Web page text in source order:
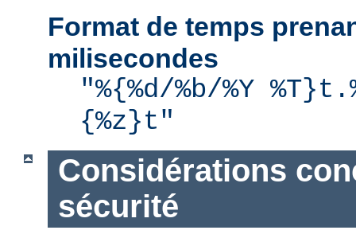
Format de temps
milisecondes
"%{%d/%b/%Y
{%z}t"
Considérations
sécurité